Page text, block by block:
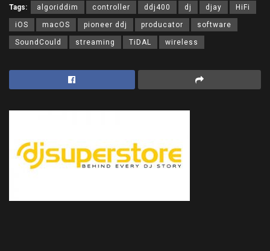
Tags: algoriddim controller ddj400 dj djay HiFi
iOS macOS pioneer ddj producator software
SoundCould streaming TiDAL wireless